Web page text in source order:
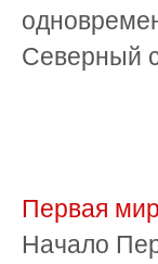
Северный
Первая
Начало